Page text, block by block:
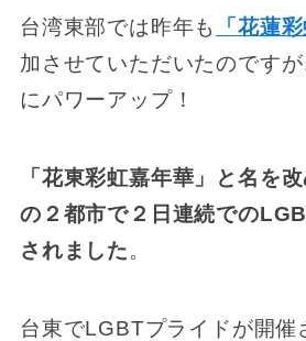
台湾東部では昨年も 「花蓮
加させていただいたのです
にパワーアップ！
「花東彩虹嘉年華」と名を
の２都市で２日連続での
されました。
台東でLGBTプライドが開催